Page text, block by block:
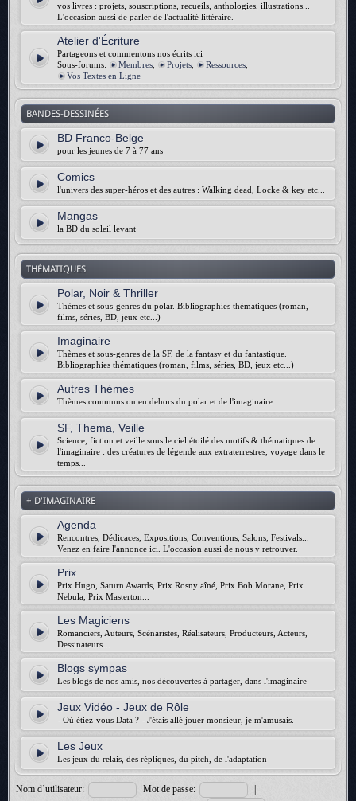
vos livres : projets, souscriptions, recueils, anthologies, illustrations...
L'occasion aussi de parler de l'actualité littéraire.
Atelier d'Écriture
Partageons et commentons nos écrits ici
Sous-forums:
Membres Projets Ressources
Vos Textes en Ligne
BANDES-DESSINÉES
BD Franco-Belge
pour les jeunes de 7 à 77 ans
Comics
l'univers des super-héros et des autres : Walking dead, Locke & key etc...
Mangas
la BD du soleil levant
THÉMATIQUES
Polar, Noir & Thriller
Thèmes et sous-genres du polar. Bibliographies thématiques (roman,
films, séries, BD, jeux etc...)
Imaginaire
Thèmes et sous-genres de la SF, de la fantasy et du fantastique.
Bibliographies thématiques (roman, films, séries, BD, jeux etc...)
Autres Thèmes
Thèmes communs ou en dehors du polar et de l'imaginaire
SF, Thema, Veille
Science, fiction et veille sous le ciel étoilé des motifs & thématiques de
l'imaginaire : des créatures de légende aux extraterrestres, voyage dans le
temps...
+ D'IMAGINAIRE
Agenda
Rencontres, Dédicaces, Expositions, Conventions, Salons, Festivals...
Venez en faire l'annonce ici. L'occasion aussi de nous y retrouver.
Prix
Prix Hugo, Saturn Awards, Prix Rosny aîné, Prix Bob Morane, Prix
Nebula, Prix Masterton...
Les Magiciens
Romanciers, Auteurs, Scénaristes, Réalisateurs, Producteurs, Acteurs,
Dessinateurs...
Blogs sympas
Les blogs de nos amis, nos découvertes à partager, dans l'imaginaire
Jeux Vidéo - Jeux de Rôle
- Où étiez-vous Data ? - J'étais allé jouer monsieur, je m'amusais.
Les Jeux
Les jeux du relais, des répliques, du pitch, de l'adaptation
Nom d’utilisateur: Mot de passe:
|